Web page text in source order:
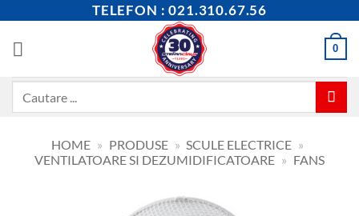
content
TELEFON : 021.310.67.56
0
HOME » PRODUSE » SCULE ELECTRICE »
VENTILATOARE SI DEZUMIDIFICATOARE » FANS